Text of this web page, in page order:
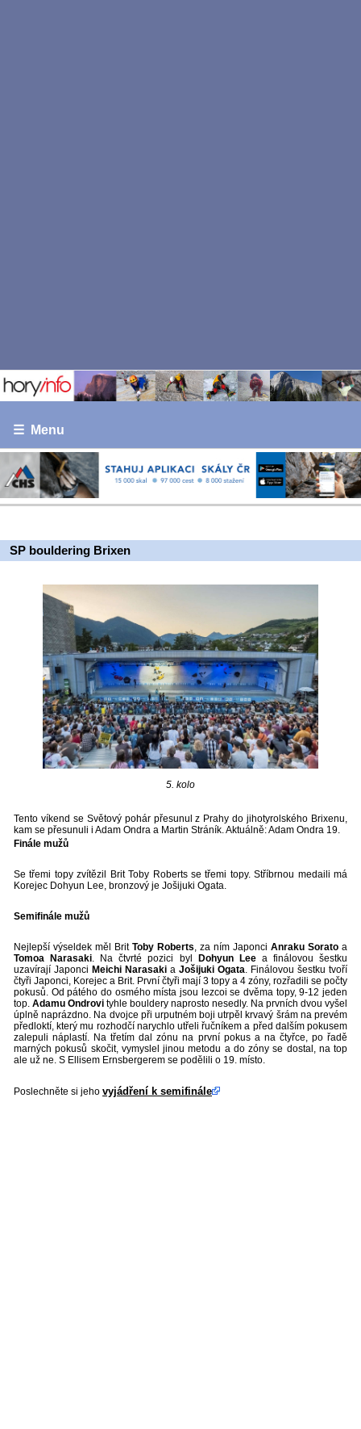
☰ Menu
SP bouldering Brixen
5. kolo
Tento víkend se Světový pohár přesunul z Prahy do jihotyrolského Brixenu,
kam se přesunuli i Adam Ondra a Martin Stráník. Aktuálně: Adam Ondra 19.
Finále mužů
Se třemi topy zvítězil Brit Toby Roberts se třemi topy. Stříbrnou medaili má
Korejec Dohyun Lee, bronzový je Jošijuki Ogata.
Semifinále mužů
Nejlepší výseldek měl Brit Toby Roberts, za ním Japonci Anraku Sorato a
Tomoa Narasaki. Na čtvrté pozici byl Dohyun Lee a finálovou šestku
uzavírají Japonci Meichi Narasaki a Jošijuki Ogata. Finálovou šestku tvoří
čtyři Japonci, Korejec a Brit. První čtyři mají 3 topy a 4 zóny, rozřadili se počty
pokusů. Od pátého do osmého místa jsou lezcoi se dvěma topy, 9-12 jeden
top. Adamu Ondrovi tyhle bouldery naprosto nesedly. Na prvních dvou vyšel
úplně naprázdno. Na dvojce při urputném boji utrpěl krvavý šrám na prevém
předloktí, který mu rozhodčí narychlo utřeli řučníkem a před dalším pokusem
zalepuli náplastí. Na třetím dal zónu na první pokus a na čtyřce, po řadě
marných pokusů skočit, vymyslel jinou metodu a do zóny se dostal, na top
ale už ne. S Ellisem Ernsbergerem se podělili o 19. místo.
Poslechněte si jeho vyjádření k semifinále